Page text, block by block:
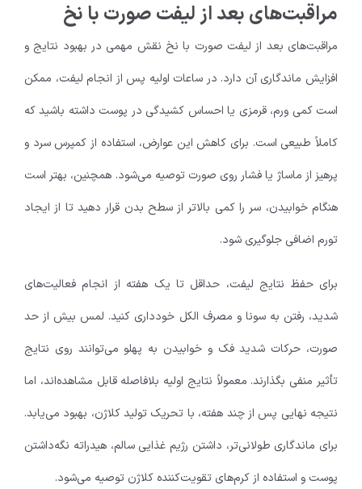
مراقبت‌های بعد از لیفت صورت با نخ
مراقبت‌های بعد از لیفت صورت با نخ نقش مهمی در بهبود نتایج و
افزایش ماندگاری آن دارد. در ساعات اولیه پس از انجام لیفت، ممکن
است کمی ورم، قرمزی یا احساس کشیدگی در پوست داشته باشید که
کاملاً طبیعی است. برای کاهش این عوارض، استفاده از کمپرس سرد و
پرهیز از ماساژ یا فشار روی صورت توصیه می‌شود. همچنین، بهتر است
هنگام خوابیدن، سر را کمی بالاتر از سطح بدن قرار دهید تا از ایجاد
تورم اضافی جلوگیری شود.
برای حفظ نتایج لیفت، حداقل تا یک هفته از انجام فعالیت‌های
شدید، رفتن به سونا و مصرف الکل خودداری کنید. لمس بیش از حد
صورت، حرکات شدید فک و خوابیدن به پهلو می‌توانند روی نتایج
تأثیر منفی بگذارند. معمولاً نتایج اولیه بلافاصله قابل مشاهده‌اند، اما
نتیجه نهایی پس از چند هفته، با تحریک تولید کلاژن، بهبود می‌یابد.
برای ماندگاری طولانی‌تر، داشتن رژیم غذایی سالم، هیدراته نگه‌داشتن
پوست و استفاده از کرم‌های تقویت‌کننده کلاژن توصیه می‌شود.